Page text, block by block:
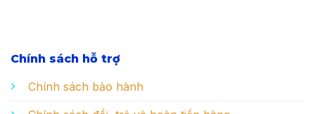
Chính sách hỗ trợ
Chính sách bảo hành